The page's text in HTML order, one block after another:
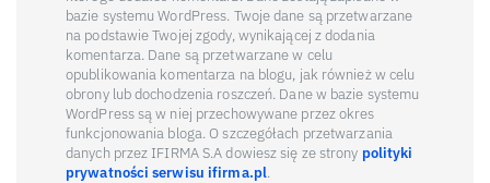
bazie systemu WordPress. Twoje dane są przetwarzane
na podstawie Twojej zgody, wynikającej z dodania
komentarza. Dane są przetwarzane w celu
opublikowania komentarza na blogu, jak również w celu
obrony lub dochodzenia roszczeń. Dane w bazie systemu
WordPress są w niej przechowywane przez okres
funkcjonowania bloga. O szczegółach przetwarzania
danych przez IFIRMA S.A dowiesz się ze strony polityki
prywatności serwisu ifirma.pl.